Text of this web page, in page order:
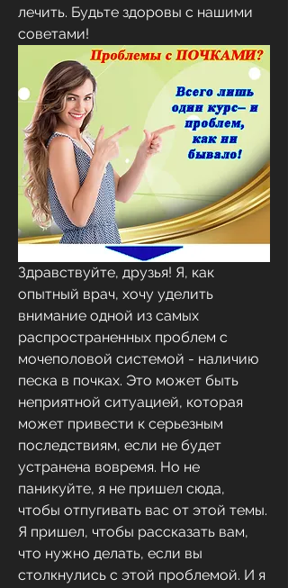
лечить. Будьте здоровы с нашими
советами!
Здравствуйте, друзья! Я, как
опытный врач, хочу уделить
внимание одной из самых
распространенных проблем с
мочеполовой системой - наличию
песка в почках. Это может быть
неприятной ситуацией, которая
может привести к серьезным
последствиям, если не будет
устранена вовремя. Но не
паникуйте, я не пришел сюда,
чтобы отпугивать вас от этой темы.
Я пришел, чтобы рассказать вам,
что нужно делать, если вы
столкнулись с этой проблемой. И я